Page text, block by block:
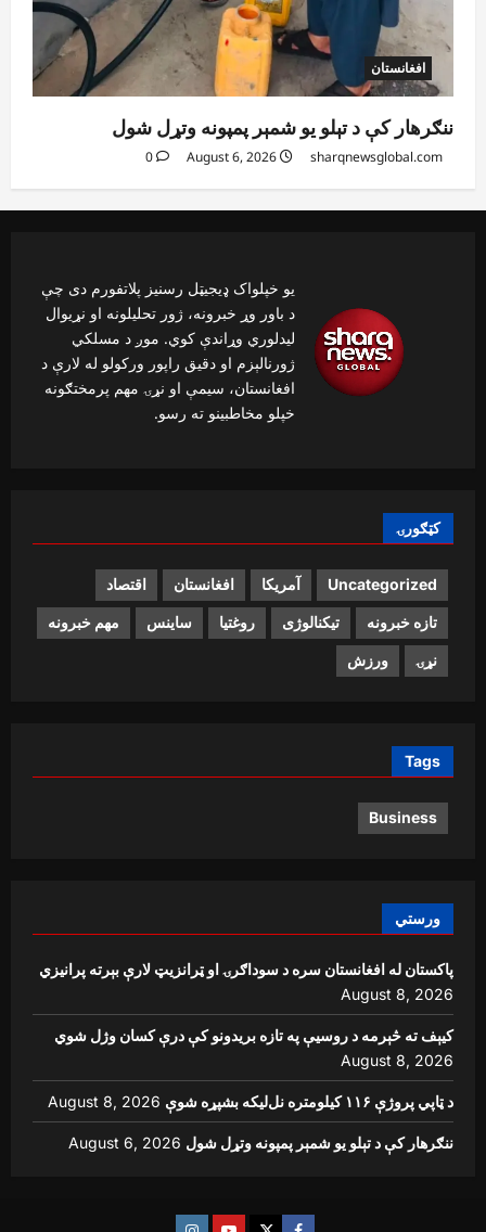
افغانستان
ننګرهار کې د تېلو یو شمېر پمپونه وتړل شول
sharqnewsglobal.com
0
یو خپلواک ډیجیټل رسنیز پلاتفورم دی چې
د باور وړ خبرونه، ژور تحلیلونه او نړیوال
لیدلوري وړاندې کوي. موږ د مسلکي
ژورنالېزم او دقیق راپور ورکولو له لارې د
افغانستان، سیمې او نړۍ مهم پرمختګونه
خپلو مخاطبینو ته رسو.
کټګورۍ
Uncategorized آمریکا افغانستان اقتصاد
تازه خبرونه تیکنالوژی روغتیا ساینس مهم خبرونه
نړۍ ورزش
Tags
Business
ورستي
پاکستان له افغانستان سره د سوداګرۍ او ټرانزیټ لارې بېرته پرانیزي
August 8, 2026
کیېف ته څېرمه د روسیې په تازه بریدونو کې درې کسان وژل شوي
August 8, 2026
د ټاپي پروژې ۱۱۶ کیلومتره نل‌لیکه بشپړه شوې August 8, 2026
ننګرهار کې د تېلو یو شمېر پمپونه وتړل شول August 6, 2026